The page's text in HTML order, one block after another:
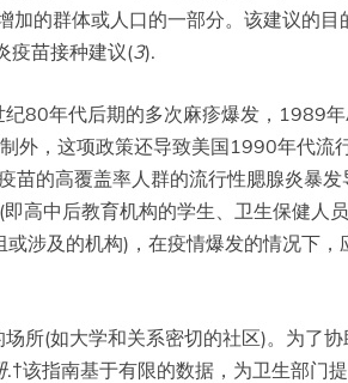
的群体或人口的一部分。该建议的
疫苗接种建议(3).
80年代后期的多次麻疹爆发，1989
外，这项政策还导致美国1990年代流
的高覆盖率人群的流行性腮腺炎暴
高中后教育机构的学生、卫生保健人
涉及的机构)，在疫情爆发的情况下
所(如大学和关系密切的社区)。为了
.†该指南基于有限的数据，为卫生部门